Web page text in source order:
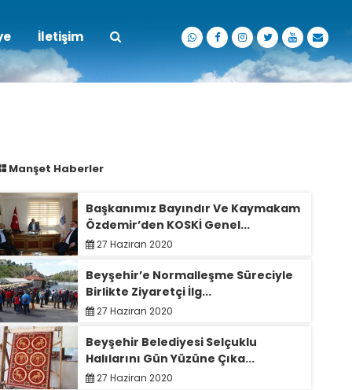
İletişim
Manşet Haberler
Başkanımız Bayındır Ve Kaymakam
Özdemir’den KOSKİ Genel...
27 Haziran 2020
Beyşehir’e Normalleşme Süreciyle
Birlikte Ziyaretçi İlg...
27 Haziran 2020
Beyşehir Belediyesi Selçuklu
Halılarını Gün Yüzüne Çıka...
27 Haziran 2020